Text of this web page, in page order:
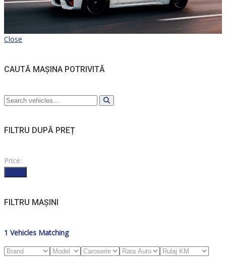
Close
CAUTĂ MAȘINA POTRIVITĂ
FILTRU DUPĂ PREȚ
Price:
FILTRU MAȘINI
1 Vehicles Matching